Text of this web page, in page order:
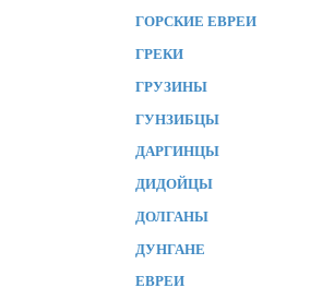
ГОРСКИЕ ЕВРЕИ
ГРЕКИ
ГРУЗИНЫ
ГУНЗИБЦЫ
ДАРГИНЦЫ
ДИДОЙЦЫ
ДОЛГАНЫ
ДУНГАНЕ
ЕВРЕИ